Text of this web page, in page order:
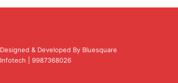
Designed & Developed By Bluesquare
Infotech | 9987368026